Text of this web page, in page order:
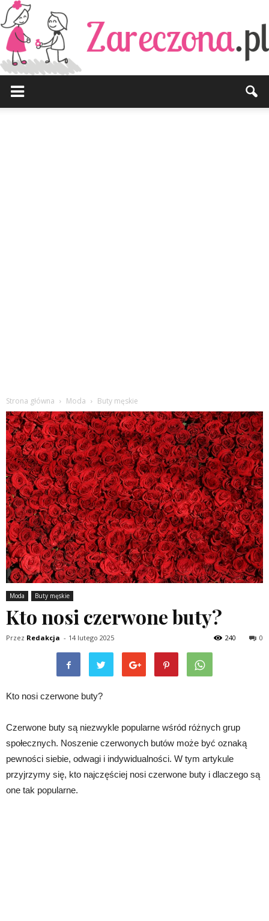
Strona główna Moda Buty męskie
Moda Buty męskie
Kto nosi czerwone buty?
Przez Redakcja - 14 lutego 2025 0
240
Kto nosi czerwone buty?
Czerwone buty są niezwykle popularne wśród różnych grup
społecznych. Noszenie czerwonych butów może być oznaką
pewności siebie, odwagi i indywidualności. W tym artykule
przyjrzymy się, kto najczęściej nosi czerwone buty i dlaczego są
one tak popularne.